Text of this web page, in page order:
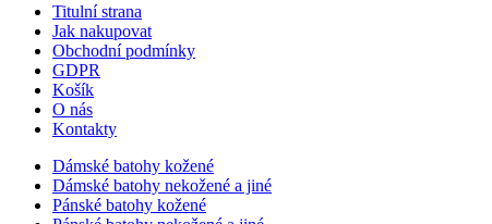
Titulní strana
Jak nakupovat
Obchodní podmínky
GDPR
Košík
O nás
Kontakty
Dámské batohy kožené
Dámské batohy nekožené a jiné
Pánské batohy kožené